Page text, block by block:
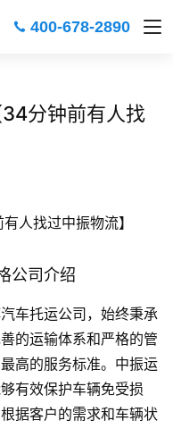
400-678-2890
分钟前有人找
人找过中振物流】
公司介绍
车托运公司，始终秉承
的运输体系和严格的管
高的服务标准。中振运
有效保护车辆免受损
据客户的需求和车辆状